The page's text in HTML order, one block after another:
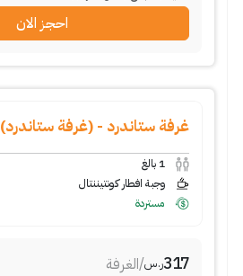
احجز الان
غرفة ستاندرد - (غرفة ستاندرد)
1 بالغ
وجبة افطار كونتيننتال
مستردة
317ر.س/الغرفة